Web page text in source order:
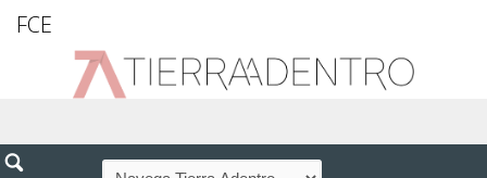
FCE